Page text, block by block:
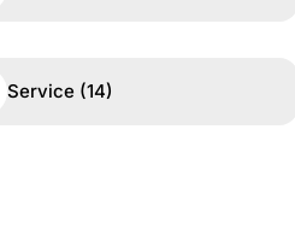
Service (14)